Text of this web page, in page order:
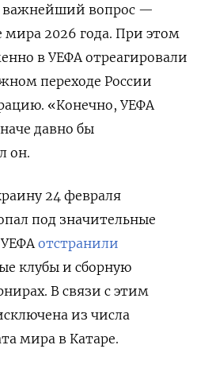
важнейший вопрос —
мира 2026 года. При этом
в УЕФА отреагировали
переходе России
«Конечно, УЕФА
давно бы
он.
24 февраля
под значительные
отстранили
клубы и сборную
В связи с этим
из числа
мира в Катаре.